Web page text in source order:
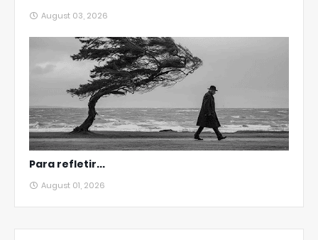
August 03, 2026
Para refletir...
August 01, 2026